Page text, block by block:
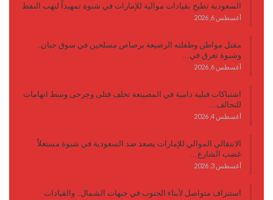
السعودية تطيح بقيادات موالية للإمارات في شبوة تمهيداً لنهب النفط
أغسطس 6, 2026
مقتل مواطن وطفلته الرضيعة برصاص مسلحين في سوق حبان..
وشبوة تغرق في…
أغسطس 6, 2026
اشتباكات قبلية دامية في المصينعة تخلف قتلى وجرحى وسط اتهامات
للتحالف…
أغسطس 4, 2026
الانتقالي الموالي للإمارات يصعد ضد السعودية في شبوة مستغلاً
غضب الشارع…
أغسطس 3, 2026
استنزاف متواصل لأبناء الجنوب في جبهات الشمال.. والقيادات